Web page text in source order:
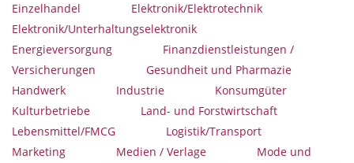
Einzelhandel
Elektronik/Elektrotechnik
Elektronik/Unterhaltungselektronik
Energieversorgung
Finanzdienstleistungen /
Versicherungen
Gesundheit und Pharmazie
Handwerk
Industrie
Konsumgüter
Kulturbetriebe
Land- und Forstwirtschaft
Lebensmittel/FMCG
Logistik/Transport
Marketing
Medien / Verlage
Mode und